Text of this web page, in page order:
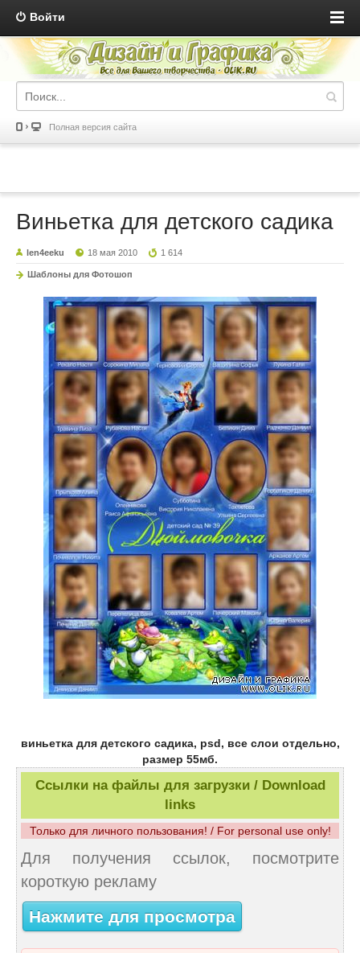
Войти
Полная версия сайта
Виньетка для детского садика
len4eeku 18 мая 2010 1 614
Шаблоны для Фотошоп
виньетка для детского садика, psd, все слои отдельно,
размер 55мб.
Ссылки на файлы для загрузки / Download
links
Только для личного пользования! / For personal use only!
Для получения ссылок, посмотрите
короткую рекламу
Нажмите для просмотра